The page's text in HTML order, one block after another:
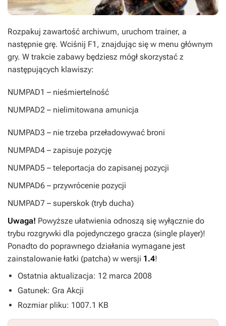
Rozpakuj zawartość archiwum, uruchom trainer, a
następnie grę. Wciśnij F1 , znajdując się w menu głównym
gry. W trakcie zabawy będziesz mógł skorzystać z
następujących klawiszy:
NUMPAD1 – nieśmiertelność
NUMPAD2 – nielimitowana amunicja
NUMPAD3 – nie trzeba przeładowywać broni
NUMPAD4 – zapisuje pozycję
NUMPAD5 – teleportacja do zapisanej pozycji
NUMPAD6 – przywrócenie pozycji
NUMPAD7 – superskok (tryb ducha)
Uwaga! Powyższe ułatwienia odnoszą się wyłącznie do
trybu rozgrywki dla pojedynczego gracza (single player)!
Ponadto do poprawnego działania wymagane jest
zainstalowanie łatki (patcha) w wersji 1.4!
Ostatnia aktualizacja: 12 marca 2008
Gatunek: Gra Akcji
Rozmiar pliku: 1007.1 KB